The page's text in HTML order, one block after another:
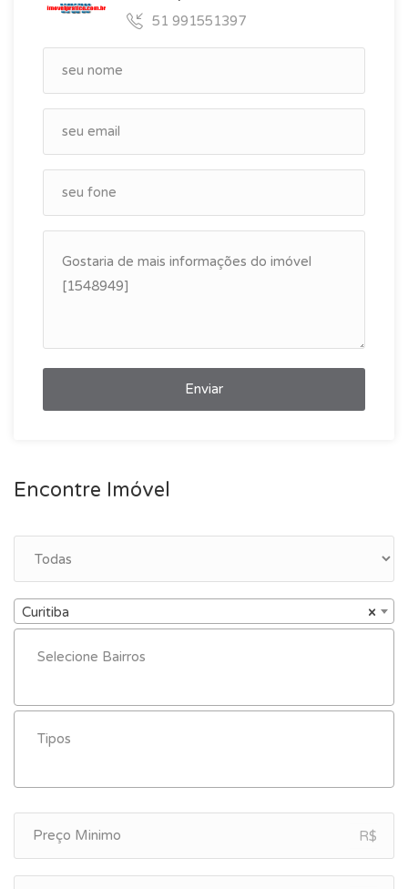
51 991551397
Enviar
Encontre Imóvel
×
Curitiba
R$